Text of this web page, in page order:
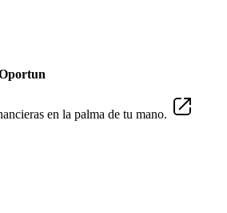
en la palma de tu mano.